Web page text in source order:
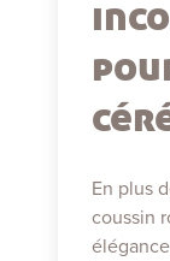
En plus
coussin